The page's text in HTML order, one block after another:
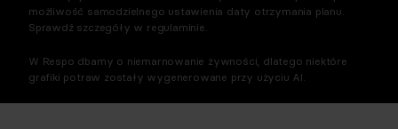
możliwość samodzielnego ustawienia daty otrzymania planu.
Sprawdź szczegóły w regulaminie.
W Respo dbamy o niemarnowanie żywności, dlatego niektóre
grafiki potraw zostały wygenerowane przy użyciu AI.